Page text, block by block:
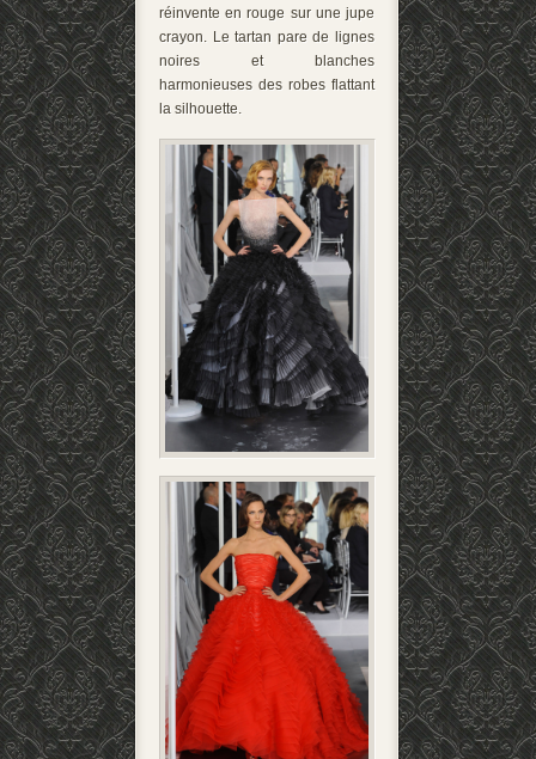
réinvente en rouge sur une jupe
crayon. Le tartan pare de lignes
noires et blanches
harmonieuses des robes flattant
la silhouette.